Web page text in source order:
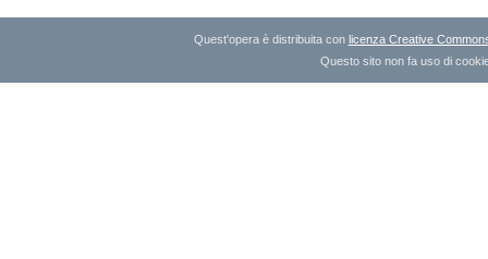
Quest'opera è distribuita con licenza Creative
Questo sito non fa uso di